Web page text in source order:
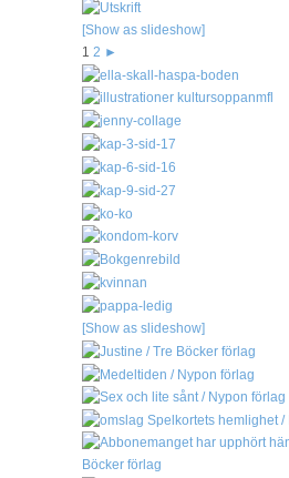
[Show as slideshow]
1 2 ►
[Show as slideshow]